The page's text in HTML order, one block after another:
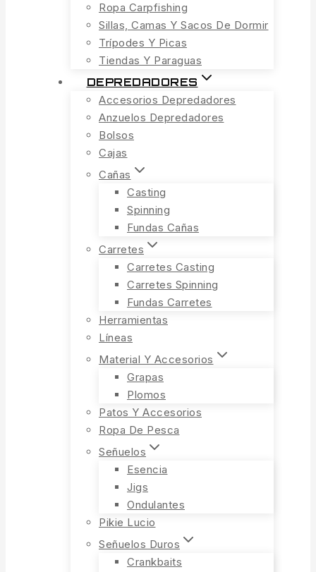
Ropa Carpfishing
Sillas, Camas Y Sacos De Dormir
Trípodes Y Picas
Tiendas Y Paraguas
DEPREDADORES
Accesorios Depredadores
Anzuelos Depredadores
Bolsos
Cajas
Cañas
Casting
Spinning
Fundas Cañas
Carretes
Carretes Casting
Carretes Spinning
Fundas Carretes
Herramientas
Líneas
Material Y Accesorios
Grapas
Plomos
Patos Y Accesorios
Ropa De Pesca
Señuelos
Esencia
Jigs
Ondulantes
Pikie Lucio
Señuelos Duros
Crankbaits